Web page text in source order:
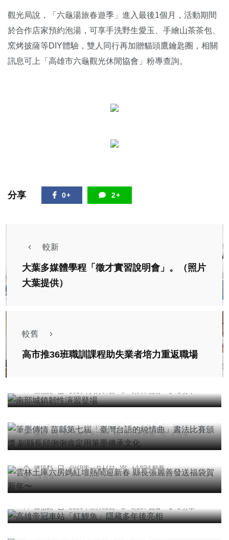
觀光局說，「六龜湯旅春遊季」進入最後1個月，活動期間
於合作店家預約泡湯，可享手洗野生愛玉、手繪山茶茶包、
窯烤披薩等DIY體驗，雙人同行再加贈貓頭鷹鑰匙圈，相關
訊息可上「高雄市六龜觀光休閒協會」粉專查詢。
分享 0+ 2+
較新
大葉多媒體學程「徵才實習說明會」。（照片
大葉提供）
較舊
高市推36班職訓課程助失業者培力重返職場
陳信銘 2026年八月07日 3,869 觀看 2 分享
社會 綜合新聞 文教
筆墨傳情 苗縣第七屆「臺灣台語的純情曲」書法比
陳明 2026年五月23日 7,836 觀看 4 分享
綜合新聞
雲林土庫六房媽紅壇熱鬧迎新春 縣長張麗善發送福
陳信利 2026年二月17日
13,653 觀看
14 分享
綜合新聞
高雄帝冠車站「紅鯉魚」隱藏多年後亮相
陳信銘 2026年二月02日 8,137 觀看 2 分享
宗教 綜合新聞
清水玉京天公祖總廟龍鳳呈瑞龍柱完成大典 市長盧